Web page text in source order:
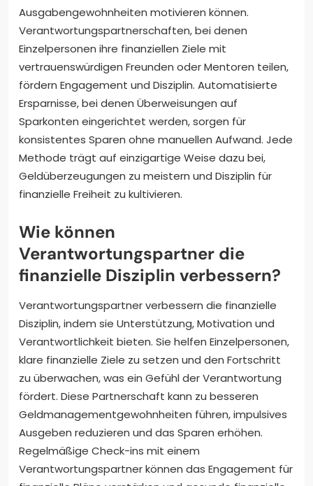
Ausgabengewohnheiten motivieren können.
Verantwortungspartnerschaften, bei denen
Einzelpersonen ihre finanziellen Ziele mit
vertrauenswürdigen Freunden oder Mentoren teilen,
fördern Engagement und Disziplin. Automatisierte
Ersparnisse, bei denen Überweisungen auf
Sparkonten eingerichtet werden, sorgen für
konsistentes Sparen ohne manuellen Aufwand. Jede
Methode trägt auf einzigartige Weise dazu bei,
Geldüberzeugungen zu meistern und Disziplin für
finanzielle Freiheit zu kultivieren.
Wie können
Verantwortungspartner die
finanzielle Disziplin verbessern?
Verantwortungspartner verbessern die finanzielle
Disziplin, indem sie Unterstützung, Motivation und
Verantwortlichkeit bieten. Sie helfen Einzelpersonen,
klare finanzielle Ziele zu setzen und den Fortschritt
zu überwachen, was ein Gefühl der Verantwortung
fördert. Diese Partnerschaft kann zu besseren
Geldmanagementgewohnheiten führen, impulsives
Ausgeben reduzieren und das Sparen erhöhen.
Regelmäßige Check-ins mit einem
Verantwortungspartner können das Engagement für